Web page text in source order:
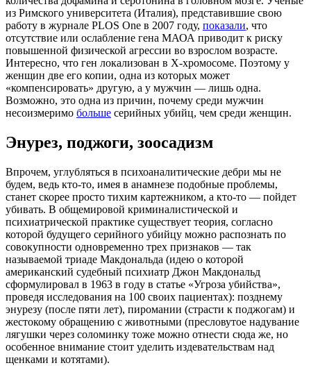
из Римского университета (Италия), представившие свою
работу в журнале PLOS One в 2007 году, показали, что
отсутствие или ослабление гена МАОА приводит к риску
повышенной физической агрессии во взрослом возрасте.
Интересно, что ген локализован в X-хромосоме. Поэтому у
женщин две его копии, одна из которых может
«компенсировать» другую, а у мужчин — лишь одна.
Возможно, это одна из причин, почему среди мужчин
несоизмеримо больше серийных убийц, чем среди женщин.
Энурез, поджоги, зоосадизм
Впрочем, углубляться в психоаналитические дебри мы не
будем, ведь кто-то, имея в анамнезе подобные проблемы,
станет скорее просто тихим картежником, а кто-то — пойдет
убивать. В общемировой криминалистической и
психиатрической практике существует теория, согласно
которой будущего серийного убийцу можно распознать по
совокупности одновременно трех признаков — так
называемой триаде Макдональда (идею о которой
американский судебный психиатр Джон Макдональд
сформулировал в 1963 в году в статье «Угроза убийства»,
проведя исследования на 100 своих пациентах): позднему
энурезу (после пяти лет), пиромании (страсти к поджогам) и
жестокому обращению с животными (пресловутое надувание
лягушки через соломинку тоже можно отнести сюда же, но
особенное внимание стоит уделить издевательствам над
щенками и котятами).